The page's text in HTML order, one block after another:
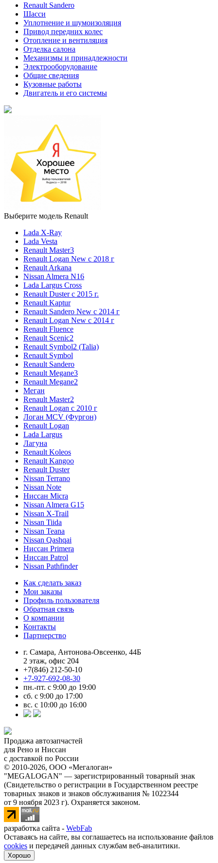
Renault Sandero
Шасси
Уплотнение и шумоизоляция
Привод передних колес
Отопление и вентиляция
Отделка салона
Механизмы и принадлежности
Электрооборудование
Общие сведения
Кузовные работы
Двигатель и его системы
Выберите модель Renault
Lada X-Ray
Lada Vesta
Renault Master3
Renault Logan New с 2018 г
Renault Arkana
Nissan Almera N16
Lada Largus Cross
Renault Duster с 2015 г.
Renault Kaptur
Renault Sandero New с 2014 г
Renault Logan New с 2014 г
Renault Fluence
Renault Scenic2
Renault Symbol2 (Talia)
Renault Symbol
Renault Sandero
Renault Megane3
Renault Megane2
Меган
Renault Master2
Renault Logan c 2010 г
Логан МСV (Фургон)
Renault Logan
Lada Largus
Лагуна
Renault Koleos
Renault Kangoo
Renault Duster
Nissan Terrano
Nissan Note
Ниссан Micra
Nissan Almera G15
Nissan X-Trail
Nissan Tiida
Nissan Teana
Nissan Qashqai
Ниссан Primera
Ниссан Patrol
Nissan Pathfinder
Как сделать заказ
Мои заказы
Профиль пользователя
Обратная связь
О компании
Контакты
Партнерство
г. Самара, Антонова-Овсеенко, 44Б
2 этаж, офис 204
+7(846) 212-50-10
+7-927-692-08-30
пн.-пт. с 9:00 до 19:00
сб. с 9:00 до 17:00
вс. с 10:00 до 16:00
Продажа автозапчастей
для Рено и Ниссан
с доставкой по России
© 2010-2026, ООО «Мегалоган»
"MEGALOGAN" — зарегистрированный товарный знак
(Свидетельство о регистрации в Государственном реестре
товарных знаков и знаков обслуживания № 1022344
от 9 ноября 2023 г). Охраняется законом.
разработка сайта - WebFab
Оставаясь на сайте, вы соглашаетесь на использование файлов
cookies и передачей данных службам веб-аналитики.
Хорошо